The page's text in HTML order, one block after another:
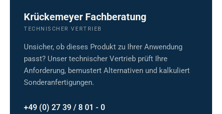
Krückemeyer Fachberatung
TECHNISCHER VERTRIEB
Unsicher, ob dieses Produkt zu Ihrer Anwendung
passt? Unser technischer Vertrieb prüft Ihre
Anforderung, bemustert Alternativen und kalkuliert
Sonderanfertigungen.
+49 (0) 27 39 / 8 01 - 0